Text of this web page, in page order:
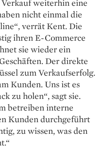
Verkauf weiterhin eine
nicht einmal die
verrät Kent. Die
ihren E-Commerce
sie wieder ein
Der direkte
zum Verkaufserfolg.
Kunden. Uns ist es
zu holen“, sagt sie.
betreiben interne
Kunden durchgeführt
zu wissen, was den